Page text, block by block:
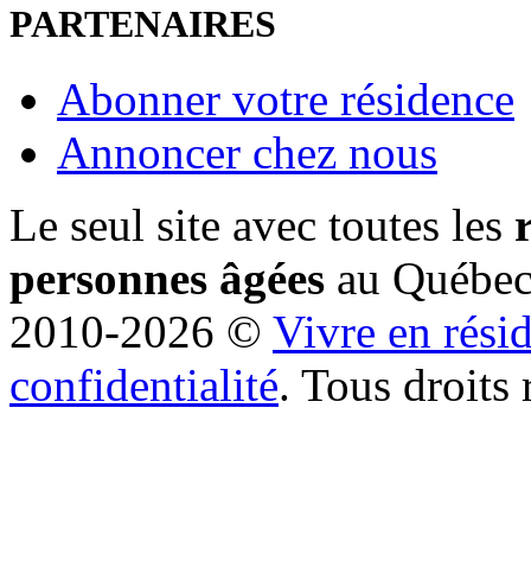
PARTENAIRES
Abonner votre résidence
Annoncer chez nous
Le seul site avec toutes les
personnes âgées au
2010-2026 © Vivre en
confidentialité. Tous droits